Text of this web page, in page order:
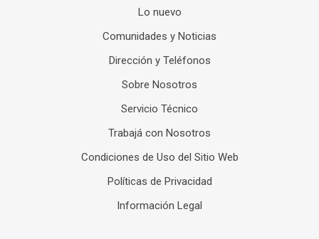
Lo nuevo
Comunidades y Noticias
Dirección y Teléfonos
Sobre Nosotros
Servicio Técnico
Trabajá con Nosotros
Condiciones de Uso del Sitio Web
Políticas de Privacidad
Información Legal